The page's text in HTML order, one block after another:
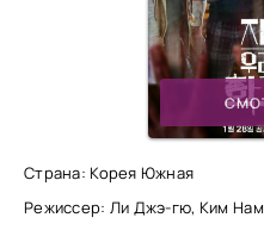
Страна: Корея Южная
Режиссер: Ли Джэ-гю, Ким